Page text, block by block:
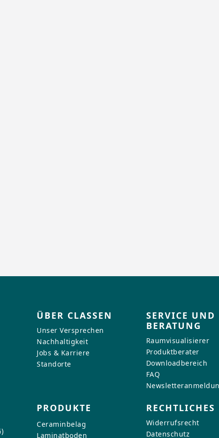
ÜBER CLASSEN
Unser Versprechen
Nachhaltigkeit
Jobs & Karriere
Standorte
PRODUKTE
Ceraminbelag
Laminatboden
SERVICE UND
BERATUNG
Raumvisualisierer
Produktberater
Downloadbereich
FAQ
RECHTLICHES
Widerrufsrecht
Datenschutz